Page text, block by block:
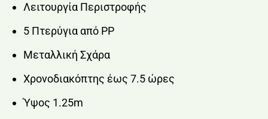
Λειτουργία Περιστροφής
5 Πτερύγια από PP
Μεταλλική Σχάρα
Χρονοδιακόπτης έως 7.5 ώρες
Ύψος 1.25m